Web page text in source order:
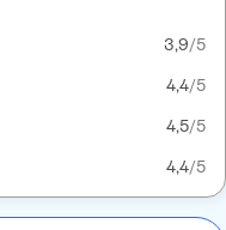
3,9/5
4,4/5
4,5/5
4,4/5